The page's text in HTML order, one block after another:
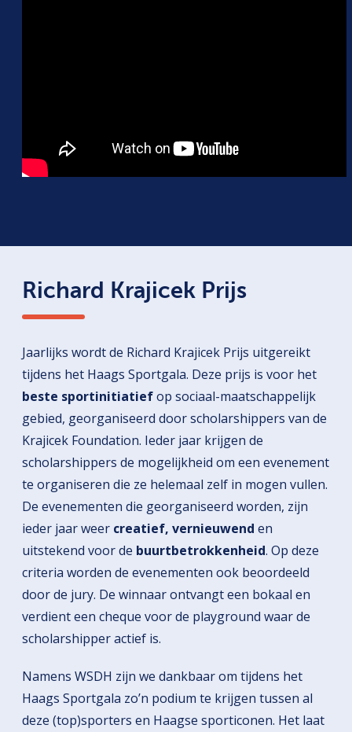
Richard Krajicek Prijs
Jaarlijks wordt de Richard Krajicek Prijs uitgereikt
tijdens het Haags Sportgala. Deze prijs is voor het
beste sportinitiatiefop sociaal-maatschappelijk
gebied, georganiseerd door scholarshippers van de
Krajicek Foundation. Ieder jaar krijgen de
scholarshippers de mogelijkheid om een evenement
te organiseren die ze helemaal zelf in mogen vullen.
De evenementen die georganiseerd worden, zijn
ieder jaar weer creatief, vernieuwend en
uitstekend voor de buurtbetrokkenheid. Op deze
criteria worden de evenementen ook beoordeeld
door de jury. De winnaar ontvangt een bokaal en
verdient een cheque voor de playground waar de
scholarshipper actief is.
Namens WSDH zijn we dankbaar om tijdens het
Haags Sportgala zo’n podium te krijgen tussen al
deze (top)sporters en Haagse sporticonen. Het laat